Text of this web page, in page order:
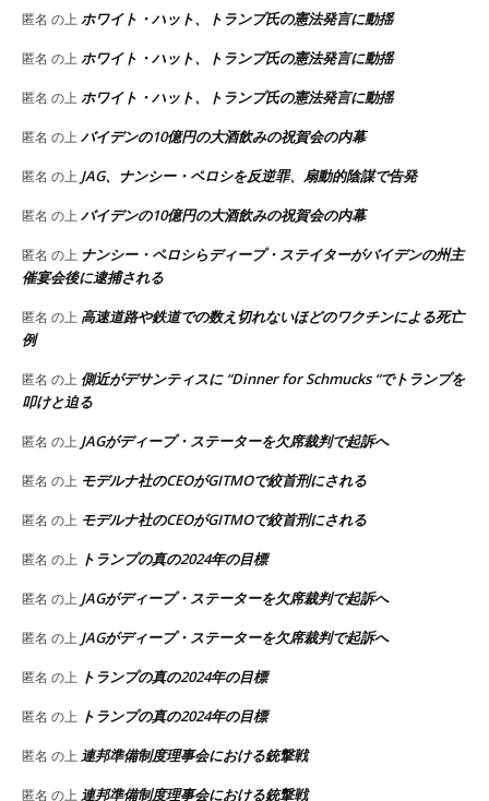
匿名 の上 ホワイト・ハット、トランプ氏の憲法発言に動揺
匿名 の上 ホワイト・ハット、トランプ氏の憲法発言に動揺
匿名 の上 ホワイト・ハット、トランプ氏の憲法発言に動揺
匿名 の上 バイデンの10億円の大酒飲みの祝賀会の内幕
匿名 の上 JAG、ナンシー・ペロシを反逆罪、扇動的陰謀で告発
匿名 の上 バイデンの10億円の大酒飲みの祝賀会の内幕
匿名 の上 ナンシー・ペロシらディープ・ステイターがバイデンの州主
催宴会後に逮捕される
匿名 の上 高速道路や鉄道での数え切れないほどのワクチンによる死亡
例
匿名 の上 側近がデサンティスに “Dinner for Schmucks “でトランプを
叩けと迫る
匿名 の上 JAGがディープ・ステーターを欠席裁判で起訴へ
匿名 の上 モデルナ社のCEOがGITMOで絞首刑にされる
匿名 の上 モデルナ社のCEOがGITMOで絞首刑にされる
匿名 の上 トランプの真の2024年の目標
匿名 の上 JAGがディープ・ステーターを欠席裁判で起訴へ
匿名 の上 JAGがディープ・ステーターを欠席裁判で起訴へ
匿名 の上 トランプの真の2024年の目標
匿名 の上 トランプの真の2024年の目標
匿名 の上 連邦準備制度理事会における銃撃戦
匿名 の上 連邦準備制度理事会における銃撃戦